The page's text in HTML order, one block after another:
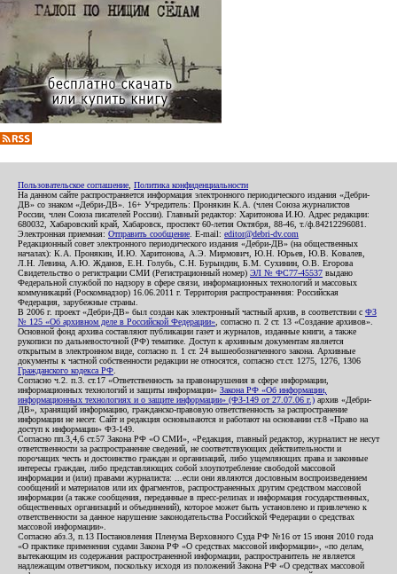
Пользовательское соглашение Политика конфиденциальности
На данном сайте распространяется информация электронного периодического издания «Дебри-
ДВ» со знаком «Дебри-ДВ». 16+ Учредитель: Пронякин К.А. (член Союза журналистов
России, член Союза писателей России). Главный редактор: Харитонова И.Ю. Адрес редакции:
680032, Хабаровский край, Хабаровск, проспект 60-летия Октября, 88-46, т./ф.84212296081.
Электронная приемная: Отправить сообщение . E-mail: editor@debri-dv.com
Редакционный совет электронного периодического издания «Дебри-ДВ» (на общественных
началах): К.А. Пронякин, И.Ю. Харитонова, А.Э. Мирмович, Ю.Н. Юрьев, Ю.В. Ковалев,
Л.Н. Левина, А.Ю. Жданов, Е.Н. Голубь, С.Н. Бурындин, Б.М. Сухинин, О.В. Егорова
Свидетельство о регистрации СМИ (Регистрационный номер) ЭЛ № ФС77-45537 выдано
Федеральной службой по надзору в сфере связи, информационных технологий и массовых
коммуникаций (Роскомнадзор) 16.06.2011 г. Территория распространения: Российская
Федерация, зарубежные страны.
В 2006 г. проект «Дебри-ДВ» был создан как электронный частный архив, в соответствии с ФЗ
№ 125 «Об архивном деле в Российской Федерации» , согласно п. 2 ст. 13 «Создание архивов».
Основной фонд архива составляют публикации газет и журналов, изданные книги, а также
рукописи по дальневосточной (РФ) тематике. Доступ к архивным документам является
открытым в электронном виде, согласно п. 1 ст. 24 вышеобозначенного закона. Архивные
документы к частной собственности редакции не относятся, согласно ст.ст. 1275, 1276, 1306
Гражданского кодекса РФ
Согласно ч.2. п.3. ст.17 «Ответственность за правонарушения в сфере информации,
информационных технологий и защиты информации» Закона РФ «Об информации,
информационных технологиях и о защите информации» (ФЗ-149 от 27.07.06 г.) архив «Дебри-
ДВ», хранящий информацию, гражданско-правовую ответственность за распространение
информации не несет. Сайт и редакция основываются и работают на основании ст.8 «Право на
доступ к информации» ФЗ-149.
Согласно пп.3,4,6 ст.57 Закона РФ «О СМИ», «Редакция, главный редактор, журналист не несут
ответственности за распространение сведений, не соответствующих действительности и
порочащих честь и достоинство граждан и организаций, либо ущемляющих права и законные
интересы граждан, либо представляющих собой злоупотребление свободой массовой
информации и (или) правами журналиста: ...если они являются дословным воспроизведением
сообщений и материалов или их фрагментов, распространенных другим средством массовой
информации (а также сообщения, переданные в пресс-релизах и информация государственных,
общественных организаций и объединений), которое может быть установлено и привлечено к
ответственности за данное нарушение законодательства Российской Федерации о средствах
массовой информации».
Согласно абз.3, п.13 Постановления Пленума Верховного Суда РФ №16 от 15 июня 2010 года
«О практике применения судами Закона РФ «О средствах массовой информации», «по делам,
вытекающим из содержания распространенной информации, распространитель не является
надлежащим ответчиком, поскольку исходя из положений Закона РФ «О средствах массовой